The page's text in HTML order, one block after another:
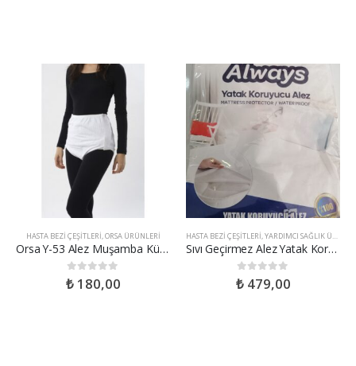
HASTA BEZI ÇEŞITLERI ORSA ÜRÜNLERI
Orsa Y-53 Alez Muşamba Külot Welcrolu
0 out of 5
₺180,00
HASTA BEZI ÇEŞITLERI YARDIMCI SAĞLIK ÜRÜNLERI
Sıvı Geçirmez Alez Yatak Koruyucu Çift Kişilik
0 out of 5
₺479,00